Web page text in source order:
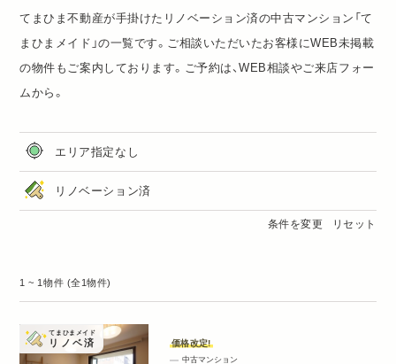
てまひま不動産が手掛けたリノベーション済の中古マンション「て
まひまメイド 」の一覧です。ご相談いただいたお客様にWEB未掲載
の物件もご案内しております。ご予約は、WEB相談やご来店フォー
ムから。
エリア指定なし
リノベーション済
条件を変更 リセット
1 ~ 1物件 (全1物件)
てまひまメイド
リノベ済 価格改定!
中古マンション